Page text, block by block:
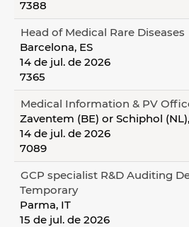
7388
Head of Medical Rare Diseases
Barcelona, ES
14 de jul. de 2026
7365
Medical Information & PV
Zaventem (BE) or Schiphol
14 de jul. de 2026
7089
GCP specialist R&D Auditing
Temporary
Parma, IT
15 de jul. de 2026